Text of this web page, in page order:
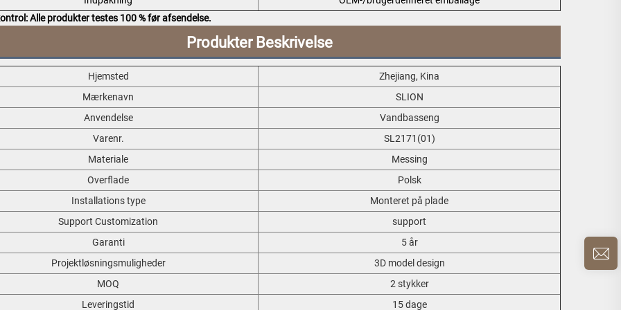
Alle produkter testes 100 % før afsendelse.
Produkter Beskrivelse
Hjemsted
Zhejiang, Kina
Mærkenavn
SLION
Anvendelse
Vandbasseng
Varenr.
SL2171(01)
Materiale
Messing
Overflade
Polsk
Installations type
Monteret på plade
Support Customization
support
Garanti
5 år
Projektløsningsmuligheder
3D model design
MOQ
2 stykker
Leveringstid
15 dage